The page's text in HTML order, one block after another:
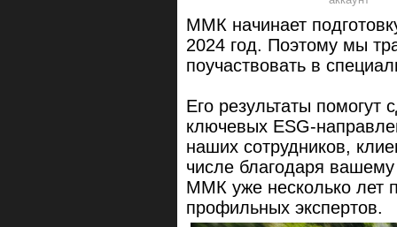
ММК начинает
2024 год. Поэтому мы
поучаствовать в
Его результаты помогут
ключевых ESG-
наших сотрудников,
числе благодаря
ММК уже несколько лет
профильных экспертов.